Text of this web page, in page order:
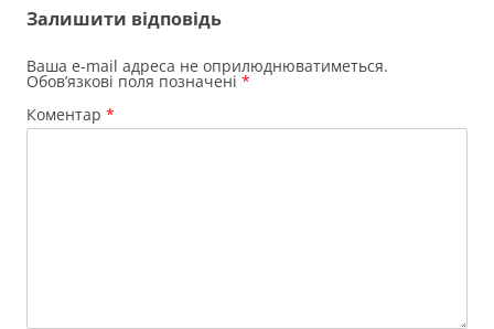
Залишити відповідь
Ваша e-mail адреса не оприлюднюватиметься.
Обов’язкові поля позначені *
Коментар *